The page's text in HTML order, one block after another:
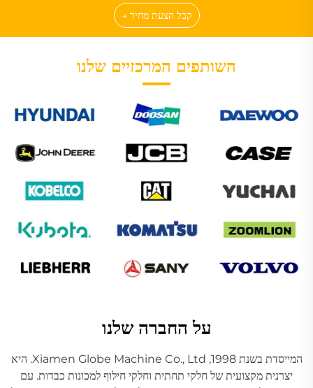
קבל הצעת מחיר →
השותפים המרכזיים שלנו
על החברה שלנו
המייסדת בשנת 1998, Xiamen Globe Machine Co., Ltd. היא
יצרנית מקצועית של חלקי תחתית וחלקי חילוף למכונות כבדות. עם